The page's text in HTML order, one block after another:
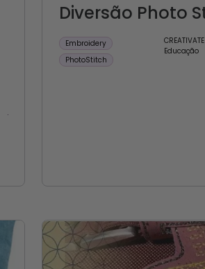
Diversão Photo
Embroidery
PhotoStitch
CREATIVATE
Educação